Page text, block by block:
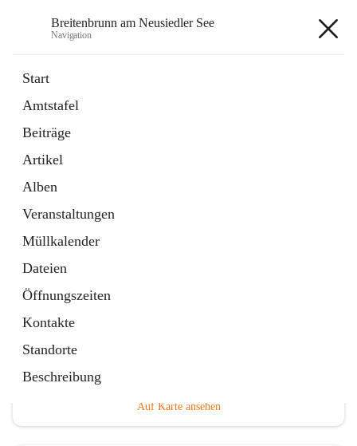
Breitenbrunn am Neusiedler See
Navigation
Start
Amtstafel
Beiträge
Artikel
Alben
Veranstaltungen
Müllkalender
Dateien
Öffnungszeiten
Kontakte
Standorte
Beschreibung
18 Schnellzugriffe
Gemeindeservice
Auf Karte ansehen